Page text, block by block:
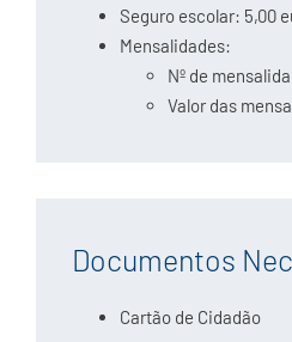
Seguro escolar: 5,00
Mensalidades:
Nº de
Valor das
Documentos
Cartão de Cidadão